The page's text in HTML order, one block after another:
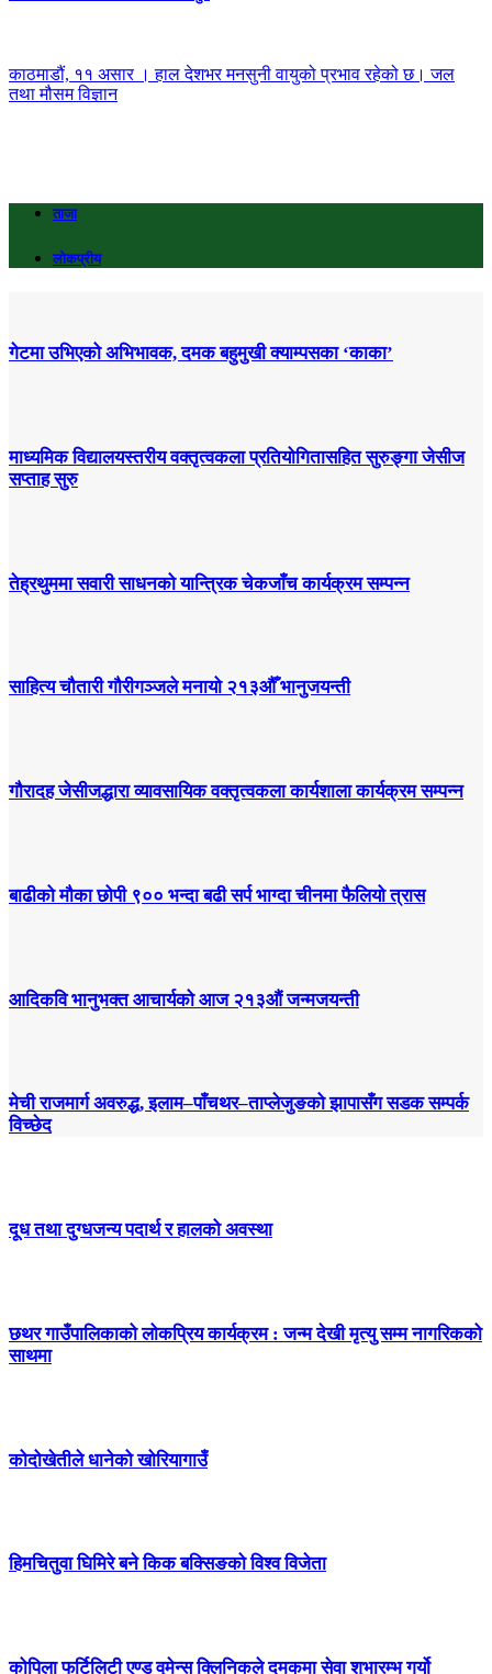
काठमाडौं, ११ असार । हाल देशभर मनसुनी वायुको प्रभाव रहेको छ। जल
तथा मौसम विज्ञान
ताजा
लोकप्रीय
गेटमा उभिएको अभिभावक, दमक बहुमुखी क्याम्पसका ‘काका’
माध्यमिक विद्यालयस्तरीय वक्तृत्वकला प्रतियोगितासहित सुरुङ्गा जेसीज
सप्ताह सुरु
तेह्रथुममा सवारी साधनको यान्त्रिक चेकजाँच कार्यक्रम सम्पन्न
साहित्य चौतारी गौरीगञ्जले मनायो २१३औँ भानुजयन्ती
गौरादह जेसीजद्धारा व्यावसायिक वक्तृत्वकला कार्यशाला कार्यक्रम सम्पन्न
बाढीको मौका छोपी ९०० भन्दा बढी सर्प भाग्दा चीनमा फैलियो त्रास
आदिकवि भानुभक्त आचार्यको आज २१३औं जन्मजयन्ती
मेची राजमार्ग अवरुद्ध, इलाम–पाँचथर–ताप्लेजुङको झापासँग सडक सम्पर्क
विच्छेद
दूध तथा दुग्धजन्य पदार्थ र हालको अवस्था
छथर गाउँपालिकाको लोकप्रिय कार्यक्रम : जन्म देखी मृत्यु सम्म नागरिकको
साथमा
कोदोखेतीले धानेको खोरियागाउँ
हिमचितुवा घिमिरे बने किक बक्सिङको विश्व विजेता
कोपिला फर्टिलिटी एण्ड वुमेन्स क्लिनिकले दमकमा सेवा शुभारम्भ गर्यो